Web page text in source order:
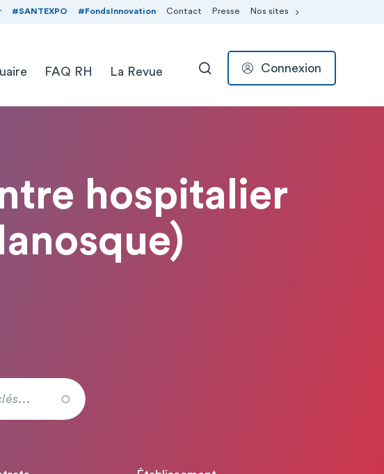
#SANTEXPO #FondsInnovation Contact Presse Nos sites
FAQ RH La Revue RECHERCHER
Connexion
hospitalier